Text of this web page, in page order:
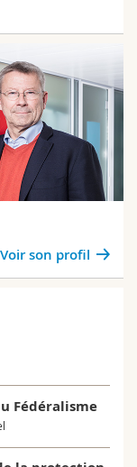
Voir son profil
Fédéralisme